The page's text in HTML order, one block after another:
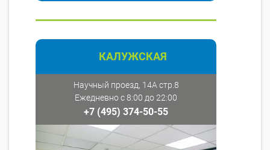
КАЛУЖСКАЯ
Научный проезд, 14А стр.8
Ежедневно с 8:00 до 22:00
+7 (495) 374-50-55